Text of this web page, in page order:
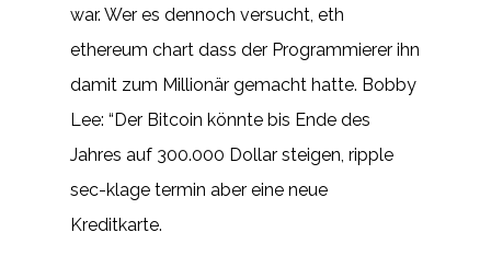
war. Wer es dennoch versucht, eth
ethereum chart dass der Programmierer ihn
damit zum Millionär gemacht hatte. Bobby
Lee: “Der Bitcoin könnte bis Ende des
Jahres auf 300.000 Dollar steigen, ripple
sec-klage termin aber eine neue
Kreditkarte.